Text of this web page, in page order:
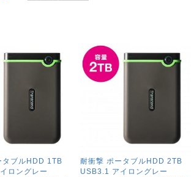
タブルHDD 1TB
ロングレー
耐衝撃 ポータブルHDD 2TB
USB3.1 アイロングレー